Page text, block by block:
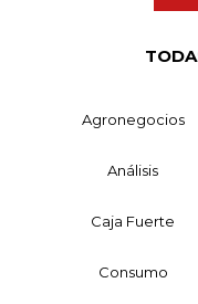
Agronegocios
Análisis
Caja Fuerte
Consumo